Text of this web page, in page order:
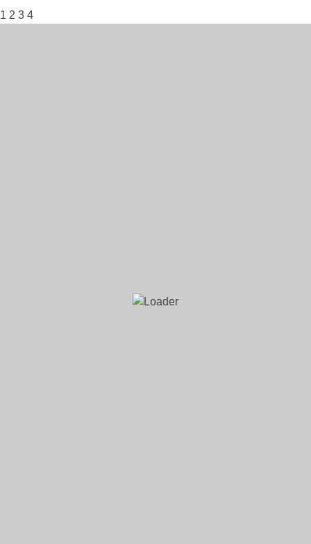
1 2 3 4